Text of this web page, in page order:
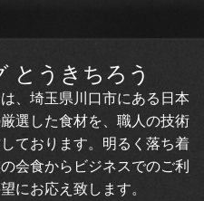
とうきちろう
、埼玉県川口市にある日本
選した食材を、職人の技術
ております。明るく落ち着
会食からビジネスでのご利
にお応え致します。